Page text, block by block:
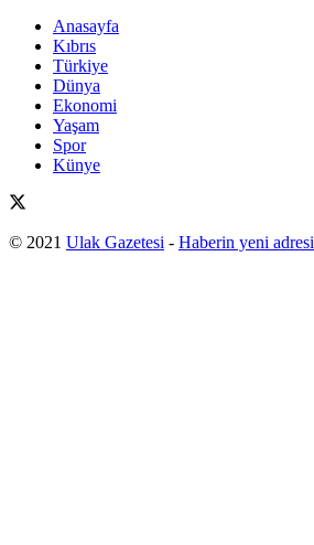
Anasayfa
Kıbrıs
Türkiye
Dünya
Ekonomi
Yaşam
Spor
Künye
© 2021 Ulak Gazetesi - Haberin yeni adresi